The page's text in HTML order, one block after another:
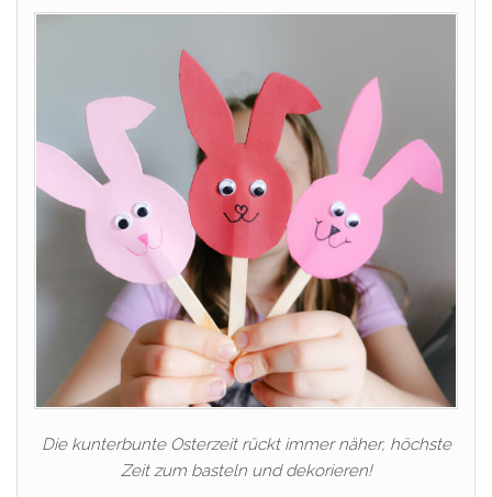
Die kunterbunte Osterzeit rückt immer näher, höchste
Zeit zum basteln und dekorieren!